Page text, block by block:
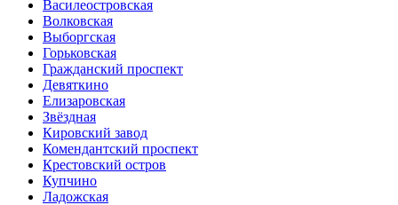
Василеостровская
Волковская
Выборгская
Горьковская
Гражданский проспект
Девяткино
Елизаровская
Звёздная
Кировский завод
Комендантский проспект
Крестовский остров
Купчино
Ладожская